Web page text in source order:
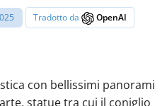
Tradotto da OpenAI
con bellissimi panorami
statue tra cui il coniglio